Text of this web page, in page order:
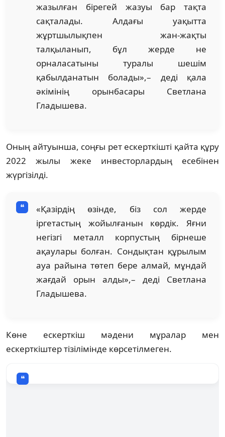
жазылған бірегей жазуы бар тақта
сақталады. Алдағы уақытта
жұртшылықпен жан-жақты
талқыланып, бұл жерде не
орналасатыны туралы шешім
қабылданатын болады»,– деді қала
әкімінің орынбасары Светлана
Гладышева.
Оның айтуынша, соңғы рет ескерткішті қайта құру
2022 жылы жеке инвесторлардың есебінен
жүргізілді.
«Қазірдің өзінде, біз сол жерде
іргетастың жойылғанын көрдік. Яғни
негізгі металл корпустың бірнеше
ақаулары болған. Сондықтан құрылым
ауа райына төтеп бере алмай, мұндай
жағдай орын алды»,– деді Светлана
Гладышева.
Көне ескерткіш мәдени мұралар мен
ескерткіштер тізілімінде көрсетілмеген.